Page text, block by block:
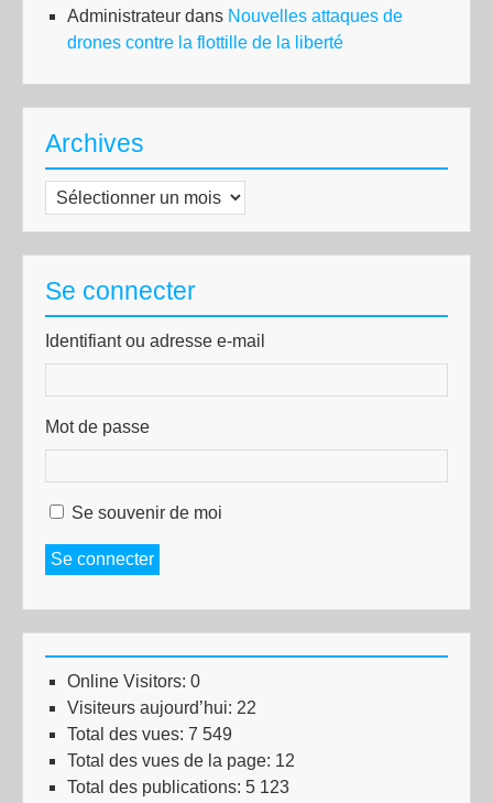
Administrateur dans Nouvelles attaques de
drones contre la flottille de la liberté
Archives
Archives
Se connecter
Identifiant ou adresse e-mail
Mot de passe
Se souvenir de moi
Se connecter
Online Visitors: 0
Visiteurs aujourd’hui: 22
Total des vues: 7 549
Total des vues de la page: 12
Total des publications: 5 123